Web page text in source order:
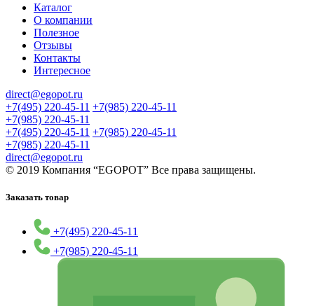
Каталог
О компании
Полезное
Отзывы
Контакты
Интересное
direct@egopot.ru
+7(495) 220-45-11 +7(985) 220-45-11
+7(985) 220-45-11
+7(495) 220-45-11 +7(985) 220-45-11
+7(985) 220-45-11
direct@egopot.ru
© 2019 Компания “EGOPOT” Все права защищены.
Заказать товар
+7(495) 220-45-11
+7(985) 220-45-11